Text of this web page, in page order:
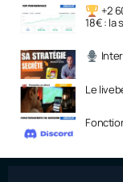
+2
18€ : la
Le